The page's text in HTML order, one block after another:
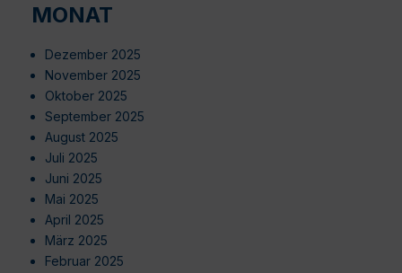
MONAT
Dezember 2025
November 2025
Oktober 2025
September 2025
August 2025
Juli 2025
Juni 2025
Mai 2025
April 2025
März 2025
Februar 2025